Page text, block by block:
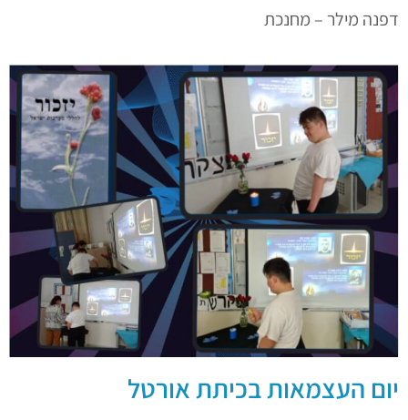
דפנה מילר – מחנכת
יום העצמאות בכיתת אורטל